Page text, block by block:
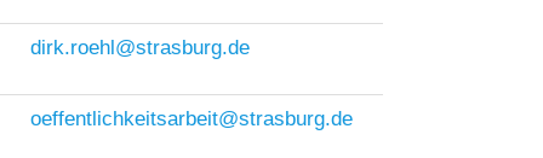
dirk.roehl@strasburg.de
oeffentlichkeitsarbeit@strasburg.de